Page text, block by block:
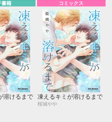
書籍
溶けるまで
コミックス
凍えるキミが溶けるまで
桜城やや